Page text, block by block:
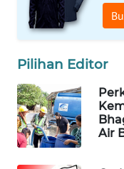
Pilihan Editor
Air
SELEB
PERSONA
WAHANA
OTOMOTIF
WAHANA
HEALTH